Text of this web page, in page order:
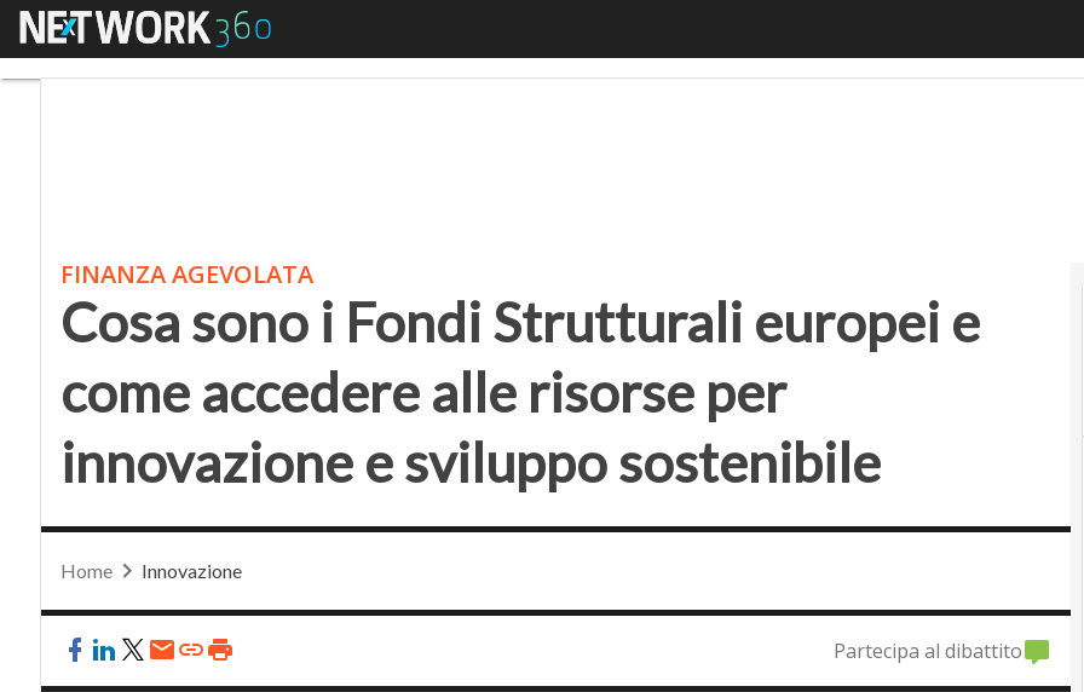
Menu Cosa sono i Fondi Strutturali europei e come accedere alle risorse per
FINANZA AGEVOLATA
Cosa sono i Fondi Strutturali europei e
come accedere alle risorse per
innovazione e sviluppo sostenibile
Home Innovazione
Partecipa al dibattito